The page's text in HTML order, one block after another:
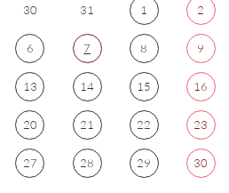
30 31 1 2
6 7 8 9
13 14 15 16
20 21 22 23
27 28 29 30